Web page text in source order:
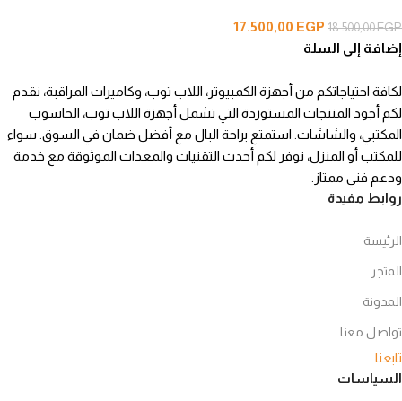
18.500,00EGP
17.500,00 EGP
إضافة إلى السلة
لكافة احتياجاتكم من أجهزة الكمبيوتر، اللاب توب، وكاميرات المراقبة، نقدم
لكم أجود المنتجات المستوردة التي تشمل أجهزة اللاب توب، الحاسوب
المكتبي، والشاشات. استمتع براحة البال مع أفضل ضمان في السوق. سواء
للمكتب أو المنزل، نوفر لكم أحدث التقنيات والمعدات الموثوقة مع خدمة
ودعم فني ممتاز.
روابط مفيدة
الرئيسة
المتجر
المدونة
تواصل معنا
تابعنا
السياسات